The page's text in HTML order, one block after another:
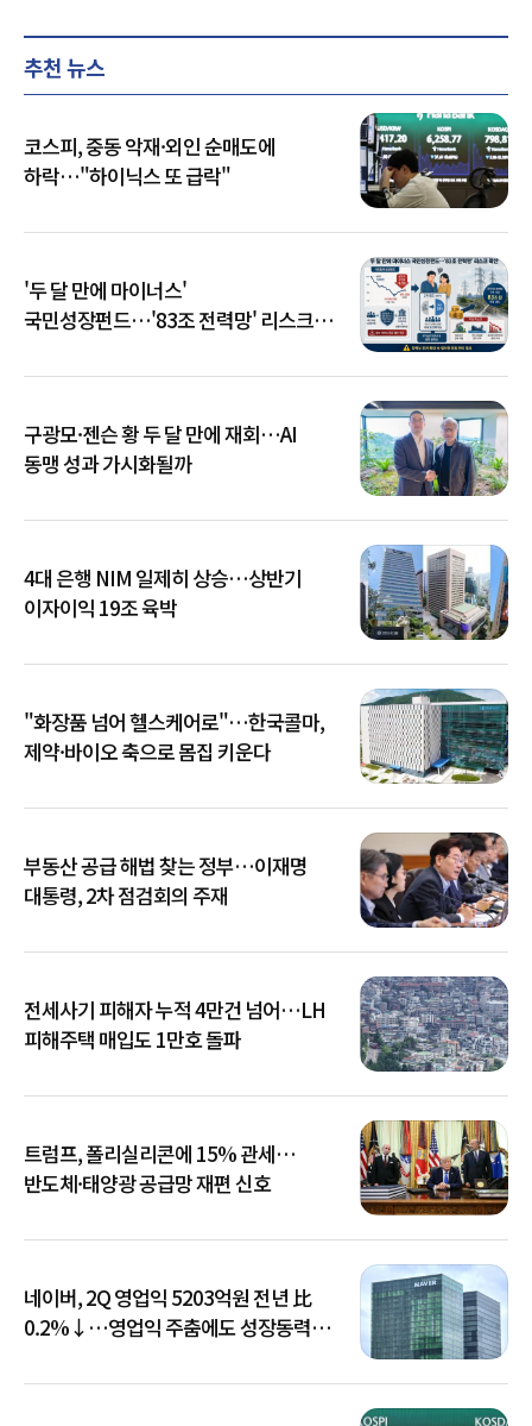
추천 뉴스
코스피, 중동 악재·외인 순매도에
하락…"하이닉스 또 급락"
'두 달 만에 마이너스'
국민성장펀드…'83조 전력망' 리스크
구광모·젠슨 황 두 달 만에 재회…AI
동맹 성과 가시화될까
4대 은행 NIM 일제히 상승…상반기
이자이익 19조 육박
"화장품 넘어 헬스케어로"…한국콜마,
제약·바이오 축으로 몸집 키운다
부동산 공급 해법 찾는 정부…이재명
대통령, 2차 점검회의 주재
전세사기 피해자 누적 4만건 넘어…LH
피해주택 매입도 1만호 돌파
트럼프, 폴리실리콘에 15% 관세…
반도체·태양광 공급망 재편 신호
네이버, 2Q 영업익 5203억원 전년 比
0.2%↓…영업익 주춤에도 성장동력